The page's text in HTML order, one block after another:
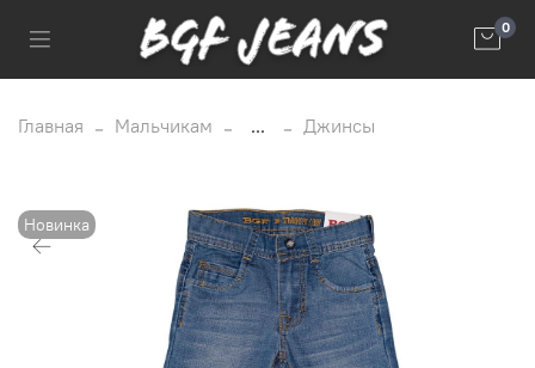
0
Главная Мальчикам ... Джинсы
Новинка